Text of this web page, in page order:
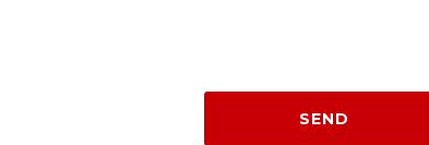
SEND